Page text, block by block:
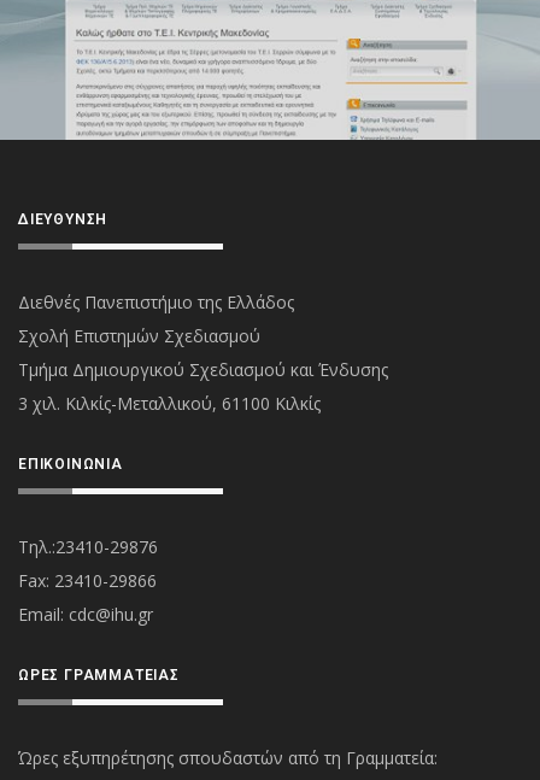
ΔΙΕΎΘΥΝΣΗ
Διεθνές Πανεπιστήμιο της Ελλάδος
Σχολή Επιστημών Σχεδιασμού
Τμήμα Δημιουργικού Σχεδιασμού και Ένδυσης
3 χιλ. Κιλκίς-Μεταλλικού, 61100 Κιλκίς
ΕΠΙΚΟΙΝΩΝΊΑ
Τηλ.:23410-29876
Fax: 23410-29866
Εmail: cdc@ihu.gr
ΏΡΕΣ ΓΡΑΜΜΑΤΕΊΑΣ
Ώρες εξυπηρέτησης σπουδαστών από τη Γραμματεία: